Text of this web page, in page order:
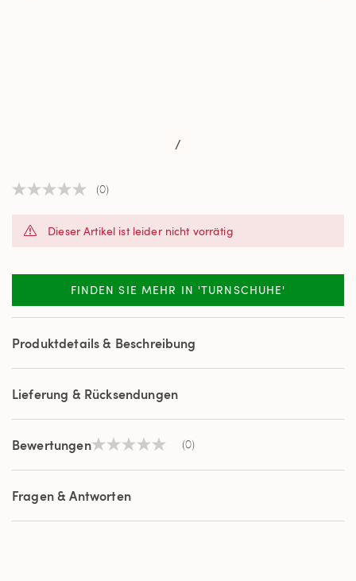
/
Kein
auf
(0)
Dieser Artikel ist leider nicht vorrätig
FINDEN SIE MEHR IN 'TURNSCHUHE'
Produktdetails & Beschreibung
Lieferung & Rücksendungen
BewertungenKein
Link
derselben
(0)
Fragen & Antworten